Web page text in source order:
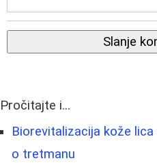
Slanje
Pročitajte i...
Biorevitalizacija kože
o tretmanu